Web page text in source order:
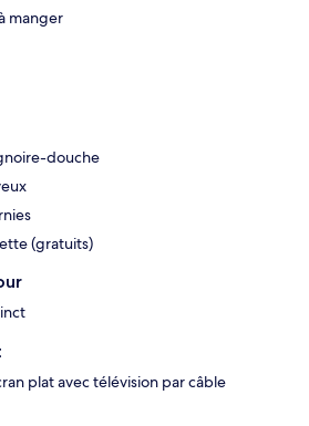
manger
douche
(gratuits)
plat avec télévision par câble